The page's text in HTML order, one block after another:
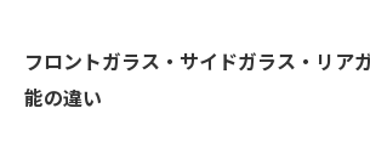
フロントガラス・サイドガラス・リア
能の違い